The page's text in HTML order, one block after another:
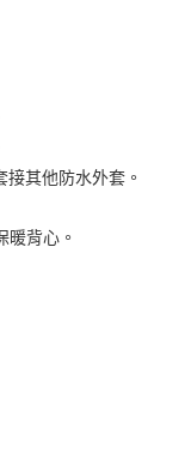
方式。 讓您購物簡單
其他防水外套。
暖背心。